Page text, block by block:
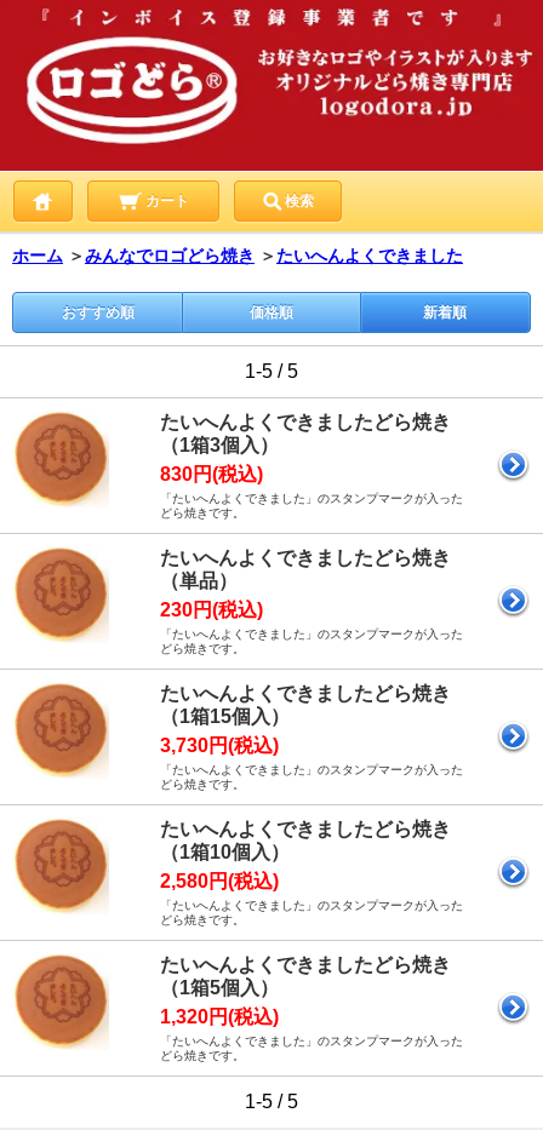
カート 検索
ホーム ＞みんなでロゴどら焼き ＞たいへんよくできました
おすすめ順 価格順 新着順
1-5 / 5
たいへんよくできましたどら焼き
（1箱3個入）
830円(税込)
「たいへんよくできました」のスタンプマークが入った
どら焼きです。
たいへんよくできましたどら焼き
（単品）
230円(税込)
「たいへんよくできました」のスタンプマークが入った
どら焼きです。
たいへんよくできましたどら焼き
（1箱15個入）
3,730円(税込)
「たいへんよくできました」のスタンプマークが入った
どら焼きです。
たいへんよくできましたどら焼き
（1箱10個入）
2,580円(税込)
「たいへんよくできました」のスタンプマークが入った
どら焼きです。
たいへんよくできましたどら焼き
（1箱5個入）
1,320円(税込)
「たいへんよくできました」のスタンプマークが入った
どら焼きです。
1-5 / 5